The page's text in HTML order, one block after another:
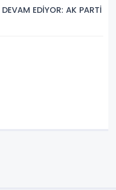
EDİYOR: AK PARTİ